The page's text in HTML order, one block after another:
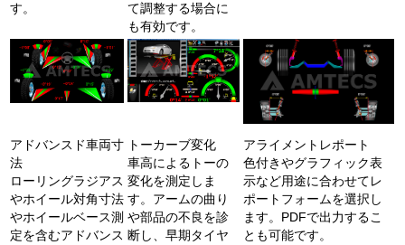
す。
て調整する場合に
も有効です。
アドバンスド車両寸
法
ローリングラジアス
やホイール対角寸法
やホイールベース測
定を含むアドバンス
トーカーブ変化
車高によるトーの
変化を測定しま
す。アームの曲り
や部品の不良を診
断し、早期タイヤ
アライメントレポート
色付きやグラフィック表
示など用途に合わせてレ
ポートフォームを選択し
ます。PDFで出力するこ
とも可能です。